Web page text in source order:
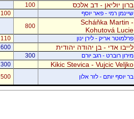
ברון יוליאן - דב אלכס 100
שיינמן רמי - פאר יוסף
100
Scháňka Martin -
Kohutová Lucie
800
פרלמוטר אריק - לירן ינון
110
לייבו אדי - בן יהודה יהודית 600
מירון רוברט - רגב יורם
300
Kikic Stevica - Vujcic Veljko
300
בר יוסף יותם - לזר אלון
500